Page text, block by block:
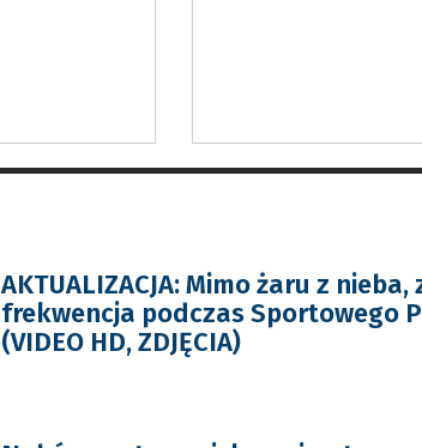
AKTUALIZACJA: Mimo żaru z
frekwencja podczas Sportowego
(VIDEO HD, ZDJĘCIA)